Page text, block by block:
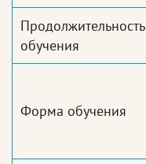
Продолжительность
обучения
Форма обучения